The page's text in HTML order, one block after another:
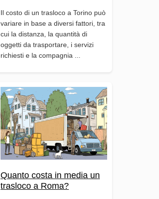
Il costo di un trasloco a Torino può
variare in base a diversi fattori, tra
cui la distanza, la quantità di
oggetti da trasportare, i servizi
richiesti e la compagnia ...
Quanto costa in media un
trasloco a Roma?